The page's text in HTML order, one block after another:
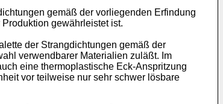
gemäß der vorliegenden Erfindung
gewährleistet ist.
der Strangdichtungen gemäß der
verwendbarer Materialien zuläßt. Im
eine thermoplastische Eck-Anspritzung
vor teilweise nur sehr schwer lösbare